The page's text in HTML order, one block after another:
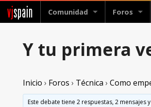
vjspain Comunidad Foros
Y tu primera
Inicio › Foros › Técnica › Como
Este debate tiene 2 respuestas, 2 mensajes